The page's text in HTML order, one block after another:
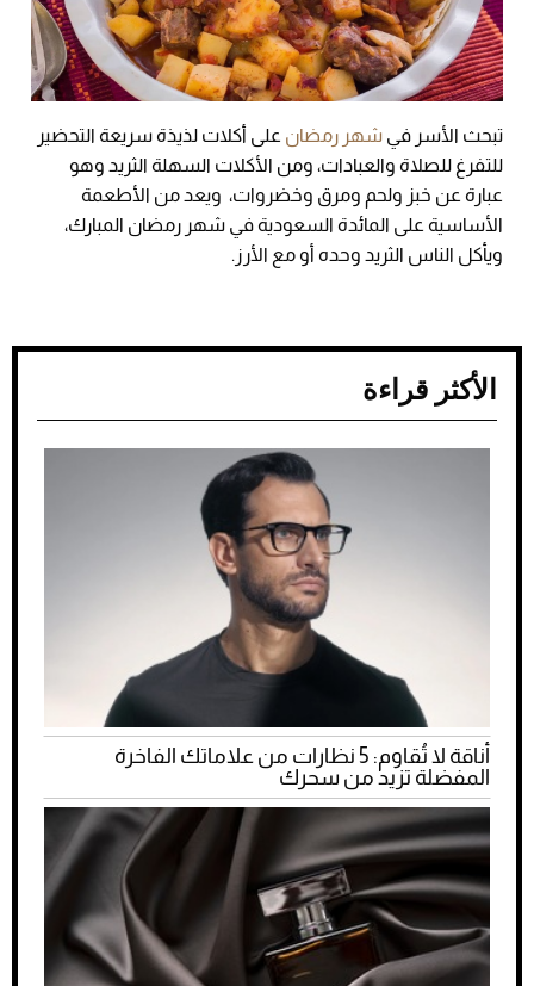
تبحث الأسر في شهر رمضان على أكلات لذيذة سريعة التحضير
للتفرغ للصلاة والعبادات، ومن الأكلات السهلة الثريد وهو
عبارة عن خبز ولحم ومرق وخضروات، ويعد من الأطعمة
الأساسية على المائدة السعودية في شهر رمضان المبارك،
ويأكل الناس الثريد وحده أو مع الأرز.
الأكثر قراءة
أناقة لا تُقاوم: 5 نظارات من علاماتك الفاخرة
المفضلة تزيد من سحرك